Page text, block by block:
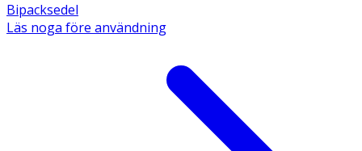
Bipacksedel
Läs noga före användning